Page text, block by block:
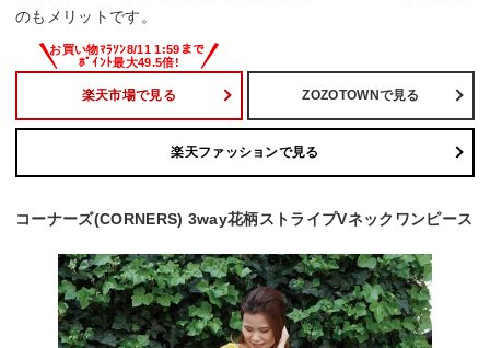
のもメリットです。
楽天市場で見る ZOZOTOWNで見る
楽天ファッションで見る
コーナーズ(CORNERS) 3way花柄ストライプVネックワンピース